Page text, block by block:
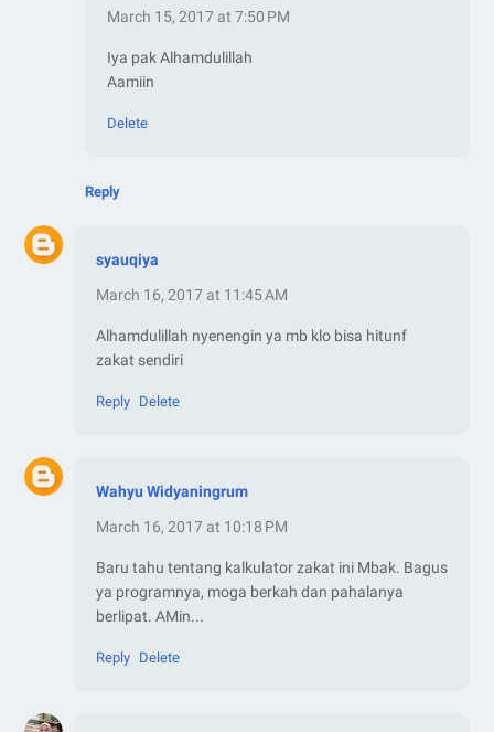
March 15, 2017 at 7:50 PM
Iya pak Alhamdulillah
Aamiin
Delete
Reply
syauqiya
March 16, 2017 at 11:45 AM
Alhamdulillah nyenengin ya mb klo bisa hitunf
zakat sendiri
Reply Delete
Wahyu Widyaningrum
March 16, 2017 at 10:18 PM
Baru tahu tentang kalkulator zakat ini Mbak. Bagus
ya programnya, moga berkah dan pahalanya
berlipat. AMin...
Reply Delete